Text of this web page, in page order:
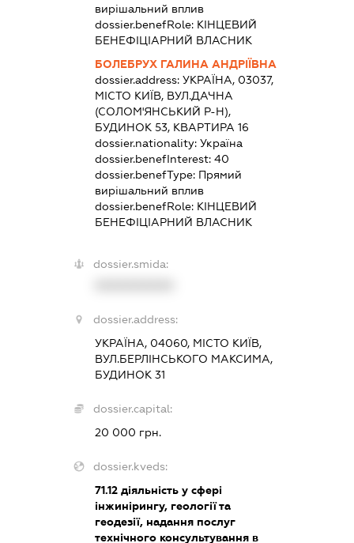
вирішальний вплив
dossier.benefRole: КІНЦЕВИЙ
БЕНЕФІЦІАРНИЙ ВЛАСНИК
БОЛЕБРУХ ГАЛИНА АНДРІЇВНА
dossier.address: УКРАЇНА, 03037,
МІСТО КИЇВ, ВУЛ.ДАЧНА
(СОЛОМ'ЯНСЬКИЙ Р-Н),
БУДИНОК 53, КВАРТИРА 16
dossier.nationality: Україна
dossier.benefInterest: 40
dossier.benefType: Прямий
вирішальний вплив
dossier.benefRole: КІНЦЕВИЙ
БЕНЕФІЦІАРНИЙ ВЛАСНИК
dossier.smida:
dossier.address:
УКРАЇНА, 04060, МІСТО КИЇВ,
ВУЛ.БЕРЛІНСЬКОГО МАКСИМА,
БУДИНОК 31
dossier.capital:
20 000 грн.
dossier.kveds:
71.12діяльність у сфері
інжинірингу, геології та
геодезії, надання послуг
технічного консультування в